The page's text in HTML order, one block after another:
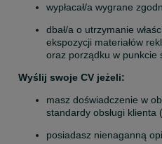
wypłacał/a wygrane
dbał/a o utrzymanie
ekspozycji materiałów
oraz porządku w punkcie
Wyślij swoje CV jeżeli:
masz doświadczenie w
standardy obsługi klienta
posiadasz nienaganną